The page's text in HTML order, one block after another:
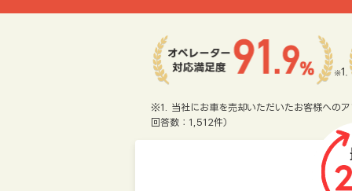
※1. 当社にお車を売却いただいたお客様への
回答数：1,512件）